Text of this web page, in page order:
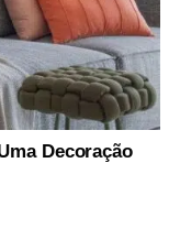
Decoração